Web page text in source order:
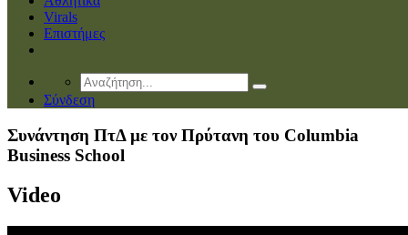
Virals
Επιστήμες
Σύνδεση
Συνάντηση ΠτΔ με τον Πρύτανη του Columbia
Business School
Video